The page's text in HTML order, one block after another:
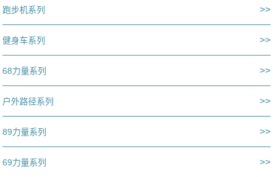
跑步机系列 >>
健身车系列 >>
68力量系列 >>
户外路径系列 >>
89力量系列 >>
69力量系列 >>